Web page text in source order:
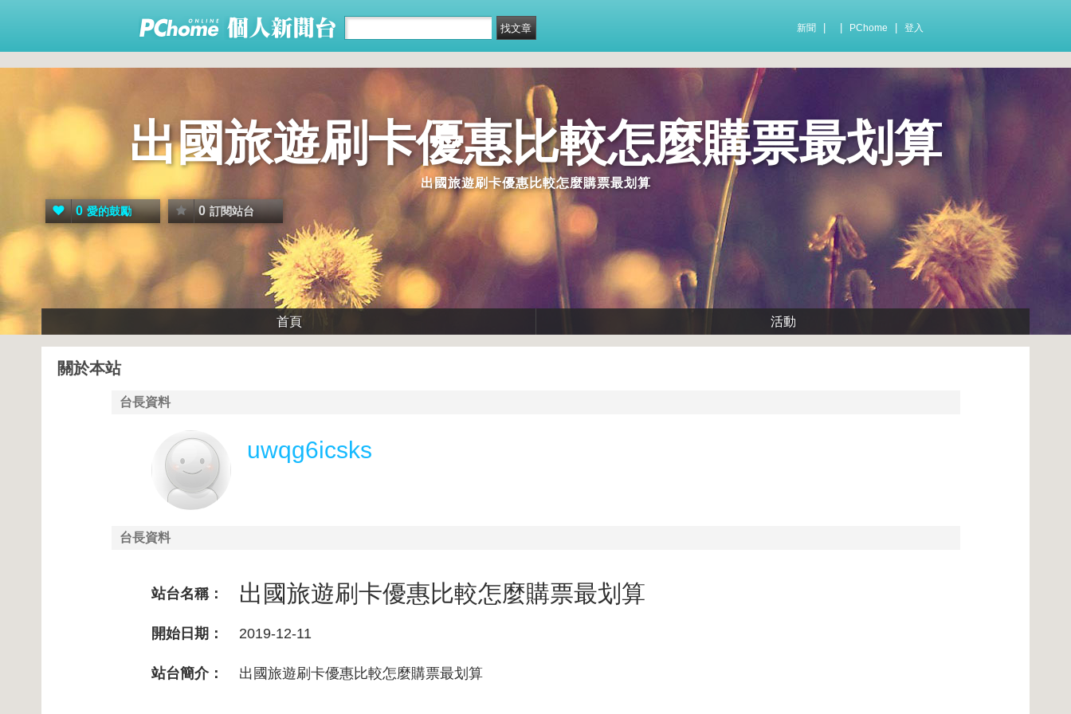
新聞 PChome 登入
出國旅遊刷卡優惠比較怎麼購票最划算
出國旅遊刷卡優惠比較怎麼購票最划算
0 愛的鼓勵 0 訂閱站台
首頁 活動
關於本站
台長資料
uwqg6icsks
台長資料
站台名稱： 出國旅遊刷卡優惠比較怎麼購票最划算
開始日期： 2019-12-11
站台簡介： 出國旅遊刷卡優惠比較怎麼購票最划算